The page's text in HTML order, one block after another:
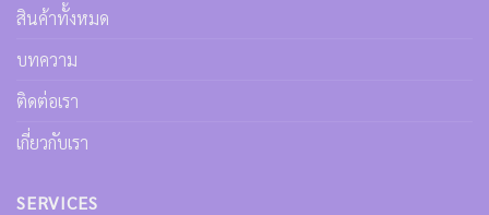
สินค้าทั้งหมด
บทความ
ติดต่อเรา
เกี่ยวกับเรา
SERVICES